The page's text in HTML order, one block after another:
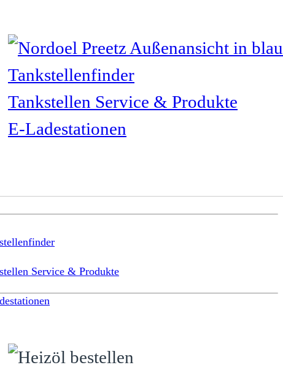
Tankstellenfinder
Tankstellen Service & Produkte
E-Ladestationen
Service & Produkte